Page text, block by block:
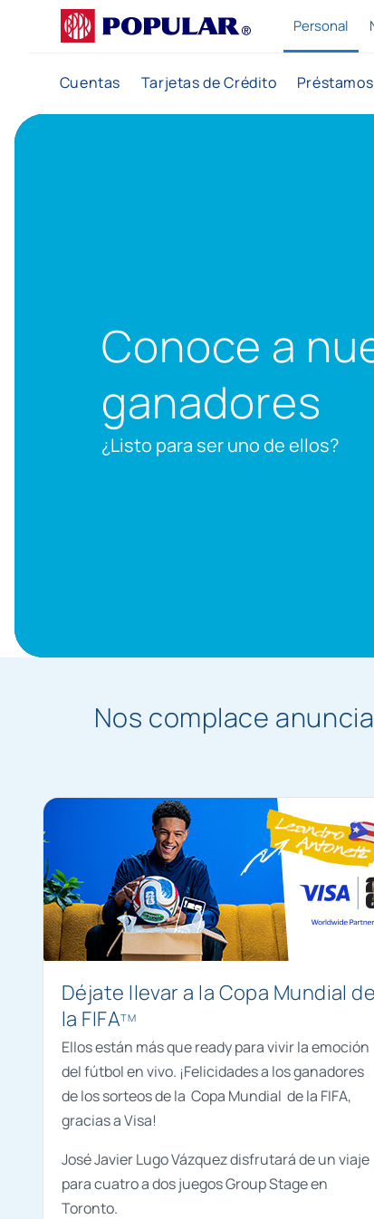
Popular Personal
Cuentas Tarjetas de Crédito Préstamos
Conoce a
ganadores
¿Listo para ser uno de ellos?
Nos complace
Déjate llevar a la Copa Mundial de
la FIFATM
Ellos están más que ready para vivir la emoción
del fútbol en vivo. ¡Felicidades a los ganadores
de los sorteos de la Copa Mundial de la FIFA,
gracias a Visa!
José Javier Lugo Vázquez disfrutará de un viaje
para cuatro a dos juegos Group Stage en
Toronto.